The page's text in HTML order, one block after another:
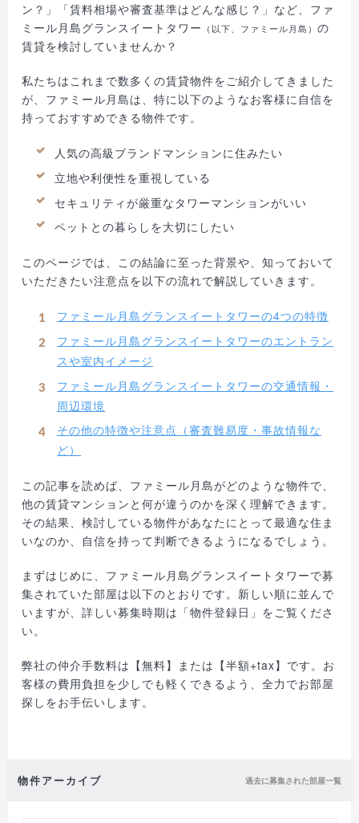
ン？」「賃料相場や審査基準はどんな感じ？」など、ファ
ミール月島グランスイートタワー （以下、ファミール月島）の
賃貸を検討していませんか？
私たちはこれまで数多くの賃貸物件をご紹介してきました
が、ファミール月島は、特に以下のようなお客様に自信を
持っておすすめできる物件です。
人気の高級ブランドマンションに住みたい
立地や利便性を重視している
セキュリティが厳重なタワーマンションがいい
ペットとの暮らしを大切にしたい
このページでは、この結論に至った背景や、知っておいて
いただきたい注意点を以下の流れで解説していきます。
ファミール月島グランスイートタワーの4つの特徴
ファミール月島グランスイートタワーのエントラン
スや室内イメージ
ファミール月島グランスイートタワーの交通情報・
周辺環境
その他の特徴や注意点（審査難易度・事故情報な
ど）
この記事を読めば、ファミール月島がどのような物件で、
他の賃貸マンションと何が違うのかを深く理解できます。
その結果、検討している物件があなたにとって最適な住ま
いなのか、自信を持って判断できるようになるでしょう。
まずはじめに、ファミール月島グランスイートタワーで募
集されていた部屋は以下のとおりです。新しい順に並んで
いますが、詳しい募集時期は「物件登録日」をご覧くださ
い。
弊社の仲介手数料は【無料】または【半額+tax】です。お
客様の費用負担を少しでも軽くできるよう、全力でお部屋
探しをお手伝いします。
物件アーカイブ 過去に募集された部屋一覧